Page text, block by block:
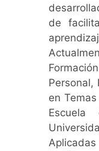
de
Personal,
en